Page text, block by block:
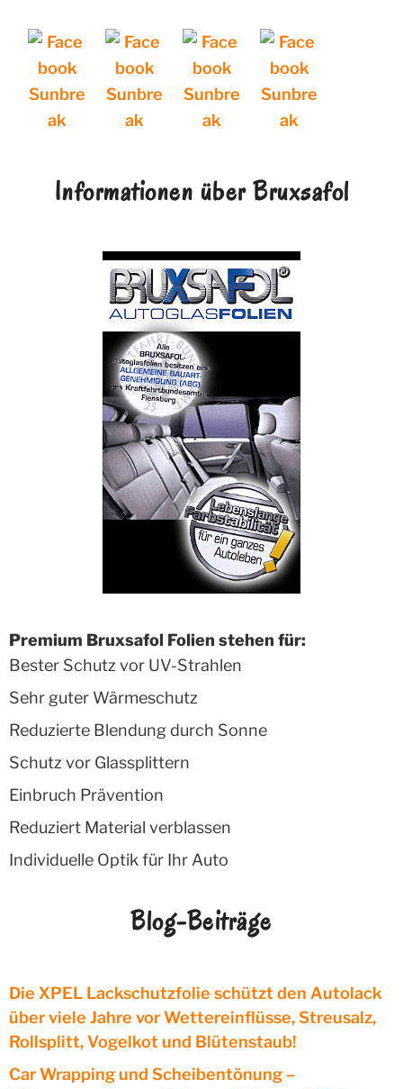
Informationen über Bruxsafol
Premium Bruxsafol Folien stehen für:
Bester Schutz vor UV-Strahlen
Sehr guter Wärmeschutz
Reduzierte Blendung durch Sonne
Schutz vor Glassplittern
Einbruch Prävention
Reduziert Material verblassen
Individuelle Optik für Ihr Auto
Blog-Beiträge
Die XPEL Lackschutzfolie schützt den Autolack
über viele Jahre vor Wettereinflüsse, Streusalz,
Rollsplitt, Vogelkot und Blütenstaub!
Car Wrapping und Scheibentönung –